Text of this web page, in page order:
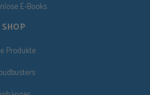
E-Books
SHOP
Produkte